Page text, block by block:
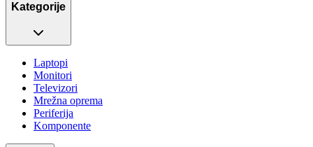
Kategorije
Laptopi
Monitori
Televizori
Mrežna oprema
Periferija
Komponente